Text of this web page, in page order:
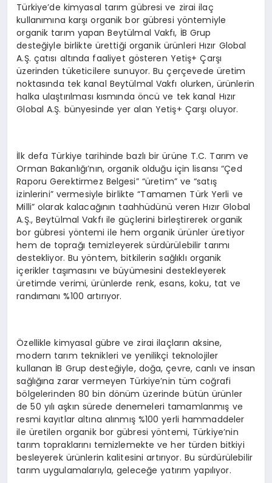
Türkiye’de kimyasal tarım gübresi ve zirai ilaç
kullanımına karşı organik bor gübresi yöntemiyle
organik tarım yapan Beytülmal Vakfı, İB Grup
desteğiyle birlikte ürettiği organik ürünleri Hızır Global
A.Ş. çatısı altında faaliyet gösteren Yetiş+ Çarşı
üzerinden tüketicilere sunuyor. Bu çerçevede üretim
noktasında tek kanal Beytülmal Vakfı olurken, ürünlerin
halka ulaştırılması kısmında öncü ve tek kanal Hızır
Global A.Ş. bünyesinde yer alan Yetiş+ Çarşı oluyor.
İlk defa Türkiye tarihinde bazlı bir ürüne T.C. Tarım ve
Orman Bakanlığı’nın, organik olduğu için lisansı “Çed
Raporu Gerektirmez Belgesi” “üretim” ve “satış
izinlerini” vermesiyle birlikte “Tamamen Türk Yerli ve
Milli” olarak kalacağının taahhüdünü veren Hızır Global
A.Ş., Beytülmal Vakfı ile güçlerini birleştirerek organik
bor gübresi yöntemi ile hem organik ürünler üretiyor
hem de toprağı temizleyerek sürdürülebilir tarımı
destekliyor. Bu yöntem, bitkilerin sağlıklı organik
içerikler taşımasını ve büyümesini destekleyerek
üretimde verimi, ürünlerde renk, esans, koku, tat ve
randımanı %100 artırıyor.
Özellikle kimyasal gübre ve zirai ilaçların aksine,
modern tarım teknikleri ve yenilikçi teknolojiler
kullanan İB Grup desteğiyle, doğa, çevre, canlı ve insan
sağlığına zarar vermeyen Türkiye’nin tüm coğrafi
bölgelerinden 80 bin dönüm üzerinde bütün ürünler
de 50 yılı aşkın sürede denemeleri tamamlanmış ve
resmi kayıtlar altına alınmış %100 yerli hammaddeler
ile üretilen organik bor gübresi yöntemi, Türkiye’nin
tarım topraklarını temizlemekte ve her türden bitkiyi
besleyerek ürünlerin kalitesini artırıyor. Bu sürdürülebilir
tarım uygulamalarıyla, geleceğe yatırım yapılıyor.